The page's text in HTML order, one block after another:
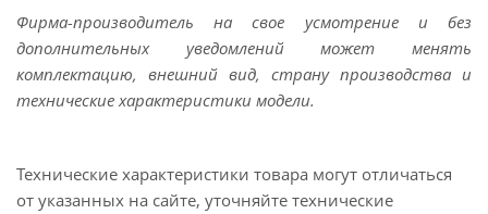
Фирма-производитель на свое усмотрение и без
дополнительных уведомлений может менять
комплектацию, внешний вид, страну производства и
технические характеристики модели.
Технические характеристики товара могут отличаться
от указанных на сайте, уточняйте технические